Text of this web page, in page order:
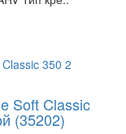
Soft Classic
(35202)